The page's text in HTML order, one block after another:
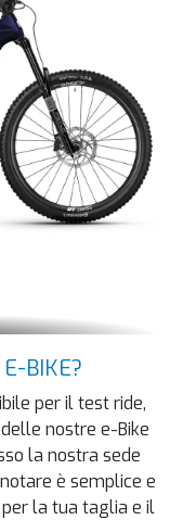
BIKE?
per il test ride,
nostre e-Bike
la nostra sede
è semplice e
la tua taglia e il